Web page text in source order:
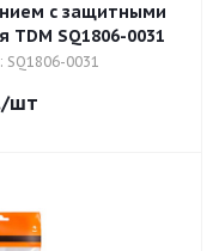
с защитными
TDM SQ1806-0031
SQ1806-0031
/шт